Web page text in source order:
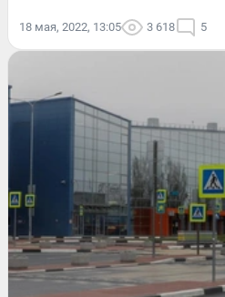
18 мая, 2022, 13:05 3 618 5